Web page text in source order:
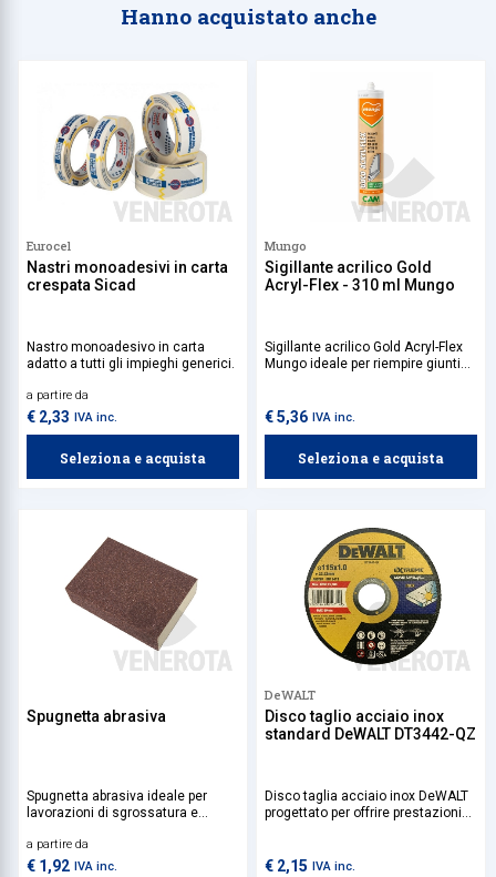
Hanno acquistato anche
Eurocel
Nastri monoadesivi in carta
crespata Sicad
Nastro monoadesivo in carta
adatto a tutti gli impieghi generici.
a partire da
€ 2,33 IVA inc.
Seleziona e acquista
Mungo
Sigillante acrilico Gold
Acryl-Flex - 310 ml Mungo
Sigillante acrilico Gold Acryl-Flex
Mungo ideale per riempire giunti
la sigillatura di giunti interni ed
esterni su una vasta gamma di
€ 5,36 IVA inc.
Seleziona e acquista
Spugnetta abrasiva
Spugnetta abrasiva ideale per
lavorazioni di sgrossatura e
legno, vernici, stucchi e plastica.
a partire da
€ 1,92 IVA inc.
DeWALT
Disco taglio acciaio inox
standard DeWALT DT3442-QZ
Disco taglia acciaio inox DeWALT
progettato per offrire prestazioni
ferrosi. La sua costruzione
€ 2,15 IVA inc.